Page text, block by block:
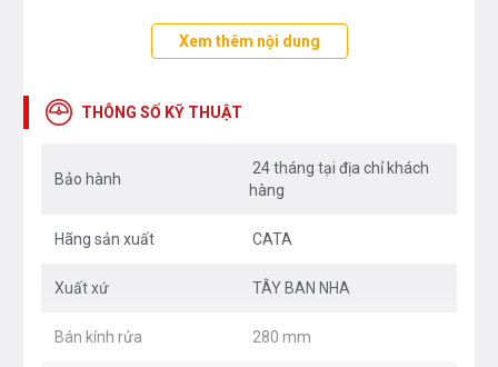
Xem thêm nội dung
THÔNG SỐ KỸ THUẬT
Bảo hành
24 tháng tại địa chỉ khách
hàng
Hãng sản xuất CATA
Xuất xứ TÂY BAN NHA
Bán kính rửa 280 mm